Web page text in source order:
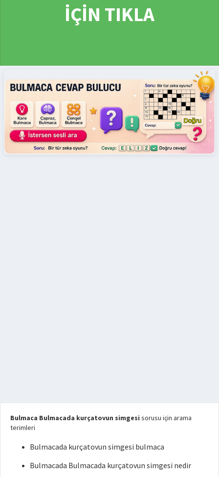
İÇİN TIKLA
Bulmaca Bulmacada kurçatovun simgesi sorusu için arama
terimleri
Bulmacada kurçatovun simgesi bulmaca
Bulmacada Bulmacada kurçatovun simgesi nedir